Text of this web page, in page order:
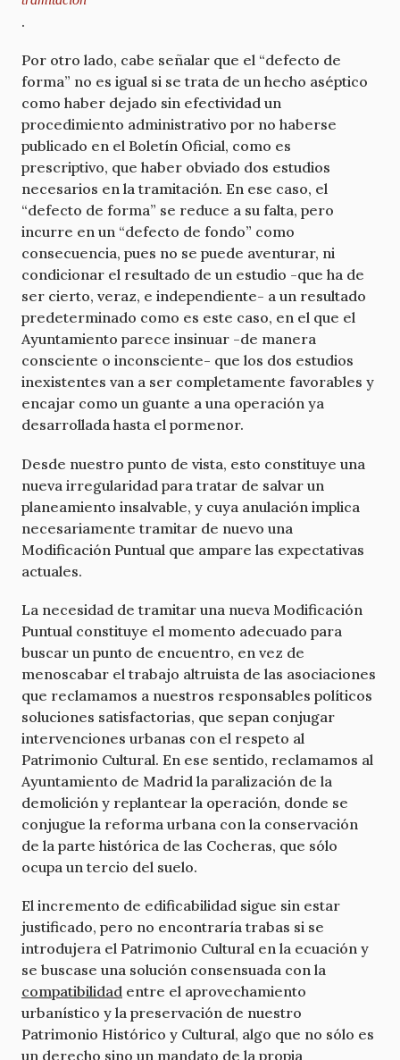
.
Por otro lado, cabe señalar que el “defecto de
forma” no es igual si se trata de un hecho aséptico
como haber dejado sin efectividad un
procedimiento administrativo por no haberse
publicado en el Boletín Oficial, como es
prescriptivo, que haber obviado dos estudios
necesarios en la tramitación. En ese caso, el
“defecto de forma” se reduce a su falta, pero
incurre en un “defecto de fondo” como
consecuencia, pues no se puede aventurar, ni
condicionar el resultado de un estudio -que ha de
ser cierto, veraz, e independiente- a un resultado
predeterminado como es este caso, en el que el
Ayuntamiento parece insinuar -de manera
consciente o inconsciente- que los dos estudios
inexistentes van a ser completamente favorables y
encajar como un guante a una operación ya
desarrollada hasta el pormenor.
Desde nuestro punto de vista, esto constituye una
nueva irregularidad para tratar de salvar un
planeamiento insalvable, y cuya anulación implica
necesariamente tramitar de nuevo una
Modificación Puntual que ampare las expectativas
actuales.
La necesidad de tramitar una nueva Modificación
Puntual constituye el momento adecuado para
buscar un punto de encuentro, en vez de
menoscabar el trabajo altruista de las asociaciones
que reclamamos a nuestros responsables políticos
soluciones satisfactorias, que sepan conjugar
intervenciones urbanas con el respeto al
Patrimonio Cultural. En ese sentido, reclamamos al
Ayuntamiento de Madrid la paralización de la
demolición y replantear la operación, donde se
conjugue la reforma urbana con la conservación
de la parte histórica de las Cocheras, que sólo
ocupa un tercio del suelo.
El incremento de edificabilidad sigue sin estar
justificado, pero no encontraría trabas si se
introdujera el Patrimonio Cultural en la ecuación y
se buscase una solución consensuada con la
compatibilidad entre el aprovechamiento
urbanístico y la preservación de nuestro
Patrimonio Histórico y Cultural, algo que no sólo es
un derecho sino un mandato de la propia